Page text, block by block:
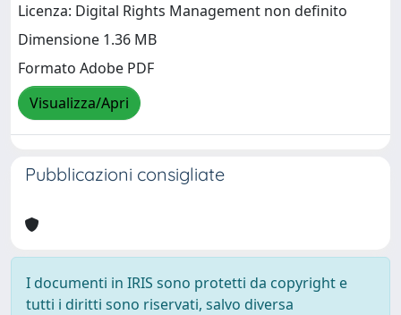
Licenza: Digital Rights Management non definito
Dimensione 1.36 MB
Formato Adobe PDF
Visualizza/Apri
Pubblicazioni consigliate
I documenti in IRIS sono protetti da copyright e
tutti i diritti sono riservati, salvo diversa